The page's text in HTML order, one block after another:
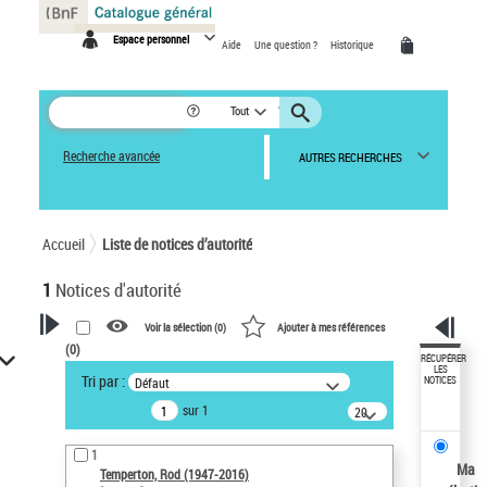
Espace personnel Aide Une question ? Historique
Tout
Recherche avancée AUTRES RECHERCHES
Accueil Liste de notices d’autorité
1 Notices d'autorité
VOTRE RECHERCHE
Recherche avancée dans les
notices d’autorité
Œuvres liées à l'auteur :
Temperton, Rod (1947-2016)
Voir la sélection (0) Ajouter à mes références
(0)
Tri par : Défaut
sur 1
20
résultats/page
1
Temperton, Rod (1947-2016)
RÉCUPÉRER
LES
NOTICES
Ma
Panneau de gestion des cookies